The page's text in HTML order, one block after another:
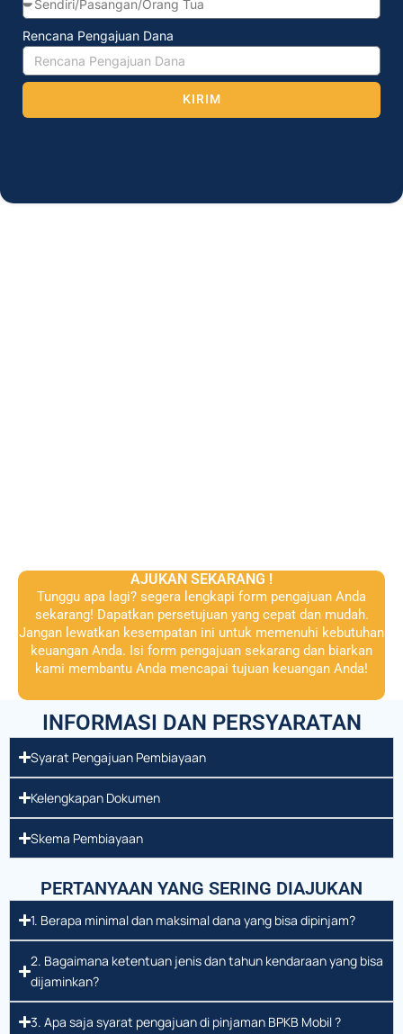
Rencana Pengajuan Dana
KIRIM
AJUKAN SEKARANG !
Tunggu apa lagi? segera lengkapi form pengajuan Anda
sekarang! Dapatkan persetujuan yang cepat dan mudah.
Jangan lewatkan kesempatan ini untuk memenuhi kebutuhan
keuangan Anda. Isi form pengajuan sekarang dan biarkan
kami membantu Anda mencapai tujuan keuangan Anda!
INFORMASI DAN PERSYARATAN
Syarat Pengajuan Pembiayaan
Kelengkapan Dokumen
Skema Pembiayaan
PERTANYAAN YANG SERING DIAJUKAN
1. Berapa minimal dan maksimal dana yang bisa dipinjam?
2. Bagaimana ketentuan jenis dan tahun kendaraan yang bisa
dijaminkan?
3. Apa saja syarat pengajuan di pinjaman BPKB Mobil ?